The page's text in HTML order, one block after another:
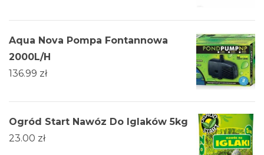
Aqua Nova Pompa Fontannowa
2000L/H
136.99 zł
Ogród Start Nawóz Do Iglaków 5kg
23.00 zł